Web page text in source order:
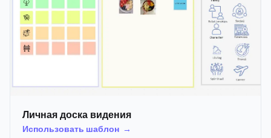
Личная доска видения
Использовать шаблон →